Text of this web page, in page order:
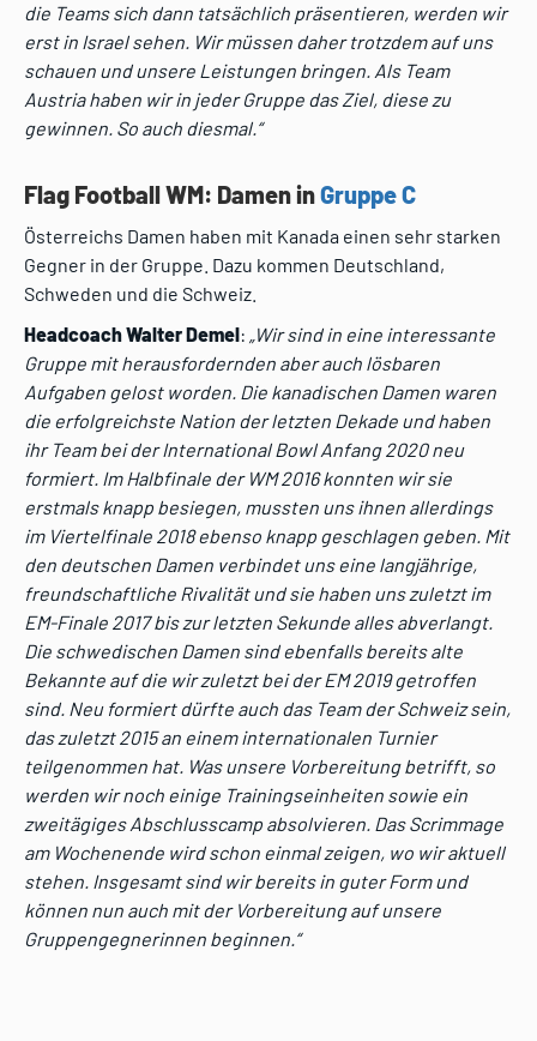
die Teams sich dann tatsächlich präsentieren, werden wir
erst in Israel sehen. Wir müssen daher trotzdem auf uns
schauen und unsere Leistungen bringen. Als Team
Austria haben wir in jeder Gruppe das Ziel, diese zu
gewinnen. So auch diesmal.“
Flag Football WM: Damen inGruppe C
Österreichs Damen haben mit Kanada einen sehr starken
Gegner in der Gruppe. Dazu kommen Deutschland,
Schweden und die Schweiz.
Headcoach Walter Demel: „Wir sind in eine interessante
Gruppe mit herausfordernden aber auch lösbaren
Aufgaben gelost worden. Die kanadischen Damen waren
die erfolgreichste Nation der letzten Dekade und haben
ihr Team bei der International Bowl Anfang 2020 neu
formiert. Im Halbfinale der WM 2016 konnten wir sie
erstmals knapp besiegen, mussten uns ihnen allerdings
im Viertelfinale 2018 ebenso knapp geschlagen geben. Mit
den deutschen Damen verbindet uns eine langjährige,
freundschaftliche Rivalität und sie haben uns zuletzt im
EM-Finale 2017 bis zur letzten Sekunde alles abverlangt.
Die schwedischen Damen sind ebenfalls bereits alte
Bekannte auf die wir zuletzt bei der EM 2019 getroffen
sind. Neu formiert dürfte auch das Team der Schweiz sein,
das zuletzt 2015 an einem internationalen Turnier
teilgenommen hat. Was unsere Vorbereitung betrifft, so
werden wir noch einige Trainingseinheiten sowie ein
zweitägiges Abschlusscamp absolvieren. Das Scrimmage
am Wochenende wird schon einmal zeigen, wo wir aktuell
stehen. Insgesamt sind wir bereits in guter Form und
können nun auch mit der Vorbereitung auf unsere
Gruppengegnerinnen beginnen.“